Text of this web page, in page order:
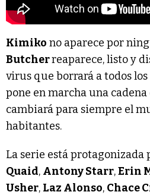
Kimiko no aparece por
Butcherreaparece, listo y
virus que borrará a todos los
pone en marcha una
cambiará para siempre el
habitantes.
La serie está protagonizada
Quaid, Antony Starr,Erin
Usher, Laz Alonso, Chace